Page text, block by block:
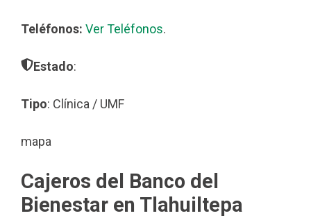
Teléfonos: Ver Teléfonos.
Estado:
Tipo: Clínica / UMF
mapa
Cajeros del Banco del
Bienestar en Tlahuiltepa